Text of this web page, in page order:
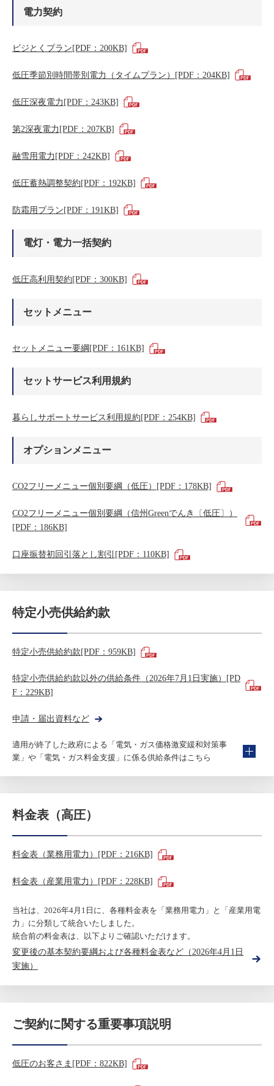
電力契約
ビジとくプラン[PDF：200KB]
低圧季節別時間帯別電力（タイムプラン）[PDF：204KB]
低圧深夜電力[PDF：243KB]
第2深夜電力[PDF：207KB]
融雪用電力[PDF：242KB]
低圧蓄熱調整契約[PDF：192KB]
防霜用プラン[PDF：191KB]
電灯・電力一括契約
低圧高利用契約[PDF：300KB]
セットメニュー
セットメニュー要綱[PDF：161KB]
セットサービス利用規約
暮らしサポートサービス利用規約[PDF：254KB]
オプションメニュー
CO2フリーメニュー個別要綱（低圧）[PDF：178KB]
CO2フリーメニュー個別要綱（信州Greenでんき〔低圧〕）
[PDF：186KB]
口座振替初回引落とし割引[PDF：110KB]
特定小売供給約款
特定小売供給約款[PDF：959KB]
特定小売供給約款以外の供給条件（2026年7月1日実施）[PD
F：229KB]
申請・届出資料など
適用が終了した政府による「電気・ガス価格激変緩和対策事
業」や「電気・ガス料金支援」に係る供給条件はこちら
料金表（高圧）
料金表（業務用電力）[PDF：216KB]
料金表（産業用電力）[PDF：228KB]
当社は、2026年4月1日に、各種料金表を「業務用電力」と「産業用電
力」に分類して統合いたしました。
統合前の料金表は、以下よりご確認いただけます。
変更後の基本契約要綱および各種料金表など（2026年4月1日
実施）
ご契約に関する重要事項説明
低圧のお客さま[PDF：822KB]